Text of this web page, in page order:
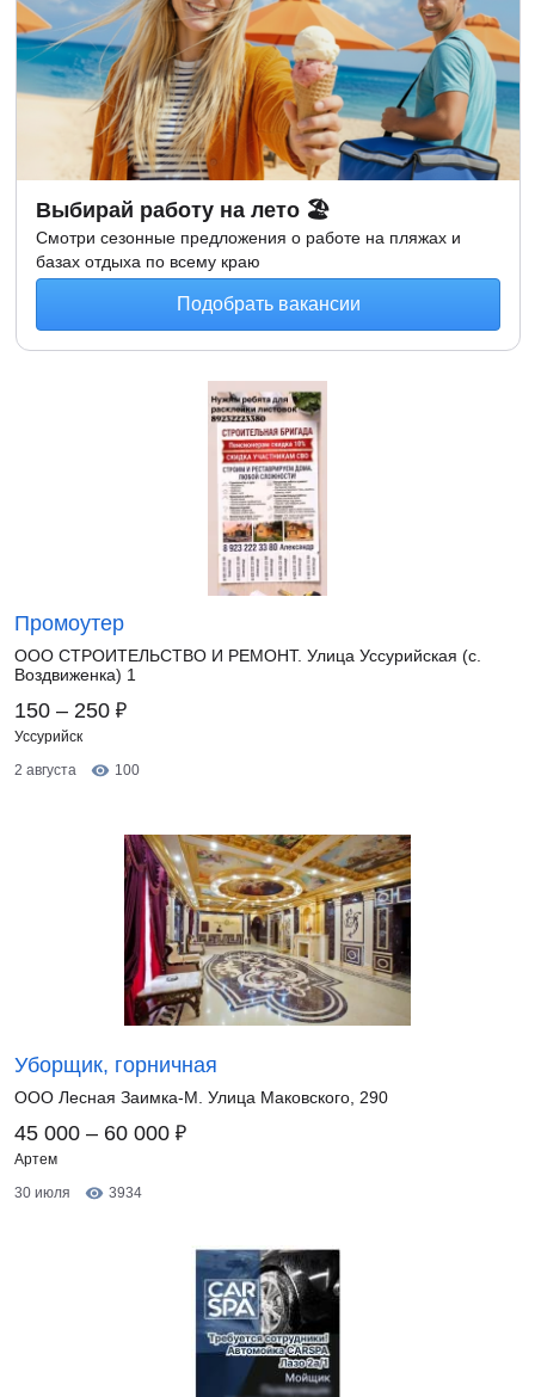
Выбирай работу на лето 🏖
Смотри сезонные предложения о работе на пляжах и
базах отдыха по всему краю
Подобрать вакансии
Промоутер
ООО СТРОИТЕЛЬСТВО И РЕМОНТ. Улица Уссурийская (с.
Воздвиженка) 1
150 – 250 ₽
Уссурийск
2 августа
100
Уборщик, горничная
ООО Лесная Заимка-М. Улица Маковского, 290
45 000 – 60 000 ₽
Артем
30 июля
3934